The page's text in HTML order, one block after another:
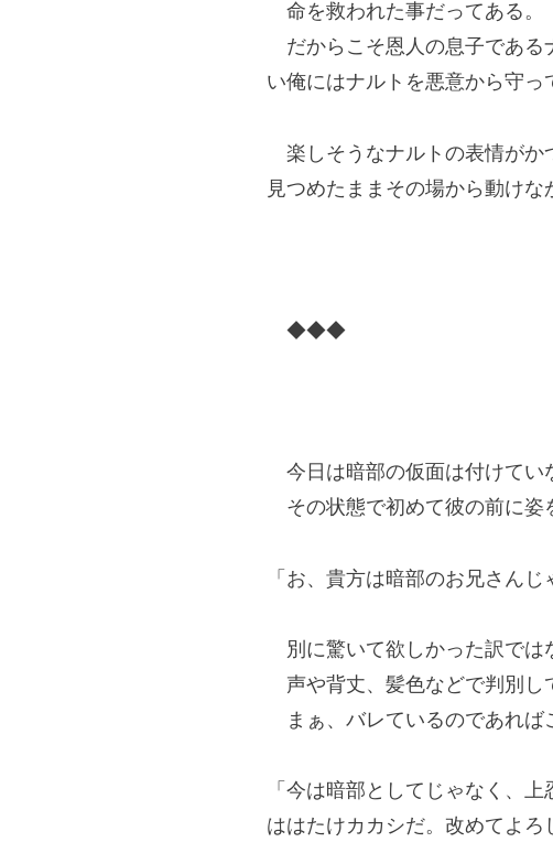
命を救われた事だってある。
だからこそ恩人の息子である
い俺にはナルトを悪意から守っ
楽しそうなナルトの表情がか
見つめたままその場から動けな
◆◆◆
今日は暗部の仮面は付けてい
その状態で初めて彼の前に姿
「お、貴方は暗部のお兄さん
別に驚いて欲しかった訳では
声や背丈、髪色などで判別し
まぁ、バレているのであれば
「今は暗部としてじゃなく、
ははたけカカシだ。改めてよろ